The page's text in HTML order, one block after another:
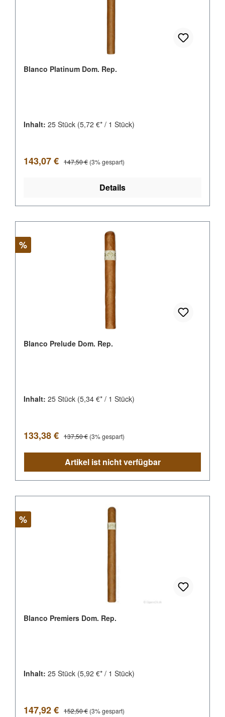
Blanco Platinum Dom. Rep.
Inhalt: 25 Stück (5,72 €* / 1 Stück)
Verkaufspreis:
143,07 € Regulärer Preis:
147,50 € (3% gespart)
Details
Rabatt
%
Blanco Prelude Dom. Rep.
Inhalt: 25 Stück (5,34 €* / 1 Stück)
Verkaufspreis:
133,38 € Regulärer Preis:
137,50 € (3% gespart)
Artikel ist nicht verfügbar
Rabatt
%
Blanco Premiers Dom. Rep.
Inhalt: 25 Stück (5,92 €* / 1 Stück)
Verkaufspreis:
147,92 € Regulärer Preis:
152,50 € (3% gespart)